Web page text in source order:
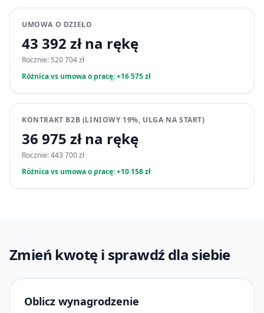
UMOWA O DZIEŁO
43 392 zł na rękę
Rocznie: 520 704 zł
Różnica vs umowa o pracę: +16 575 zł
KONTRAKT B2B (LINIOWY 19%, ULGA NA START)
36 975 zł na rękę
Rocznie: 443 700 zł
Różnica vs umowa o pracę: +10 158 zł
Zmień kwotę i sprawdź dla siebie
Oblicz wynagrodzenie